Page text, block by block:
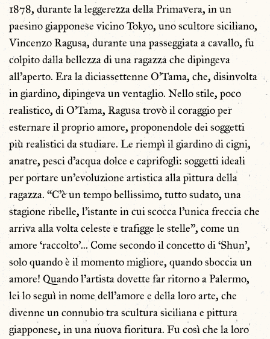
1878, durante la leggerezza della Primavera, in un
paesino giapponese vicino Tokyo, uno scultore siciliano,
Vincenzo Ragusa, durante una passeggiata a cavallo, fu
colpito dalla bellezza di una ragazza che dipingeva
all’aperto. Era la diciassettenne O’Tama, che, disinvolta
in giardino, dipingeva un ventaglio. Nello stile, poco
realistico, di O’Tama, Ragusa trovò il coraggio per
esternare il proprio amore, proponendole dei soggetti
più realistici da studiare. Le riempì il giardino di cigni,
anatre, pesci d’acqua dolce e caprifogli: soggetti ideali
per portare un’evoluzione artistica alla pittura della
ragazza. “C’è un tempo bellissimo, tutto sudato, una
stagione ribelle, l’istante in cui scocca l’unica freccia che
arriva alla volta celeste e trafigge le stelle”, come un
amore ‘raccolto’… Come secondo il concetto di ‘Shun’,
solo quando è il momento migliore, quando sboccia un
amore! Quando l’artista dovette far ritorno a Palermo,
lei lo seguì in nome dell’amore e della loro arte, che
divenne un connubio tra scultura siciliana e pittura
giapponese, in una nuova fioritura. Fu così che la loro